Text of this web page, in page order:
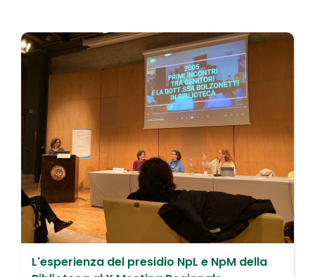
L'esperienza del presidio NpL e NpM della